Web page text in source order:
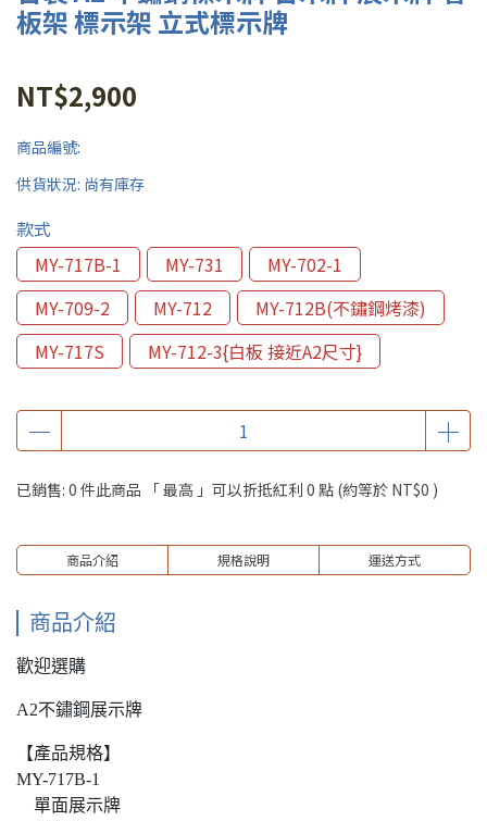
板架 標示架 立式標示牌
NT$2,900
商品編號:
供貨狀況: 尚有庫存
款式
MY-717B-1
MY-731
MY-702-1
MY-709-2
MY-712
MY-712B(不鏽鋼烤漆)
MY-717S
MY-712-3{白板 接近A2尺寸}
已銷售: 0 件此商品 「 最高 」可以折抵紅利 0 點 (約等於 NT$0 )
商品介紹 規格說明 運送方式
商品介紹
歡迎選購
A2不鏽鋼展示牌
【產品規格】
MY-717B-1
單面展示牌